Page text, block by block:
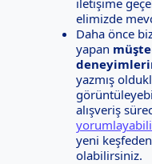
elimizde
Daha önce
yapan
yazmış
alışveriş
yeni
olabilirsiniz.